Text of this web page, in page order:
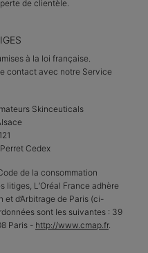
de clientèle.
à la loi française.
contact avec notre Service
Skinceuticals
Cedex
de la consommation
litiges, L’Oréal France adhère
d’Arbitrage de Paris (ci-
sont les suivantes : 39
Paris - http://www.cmap.fr.